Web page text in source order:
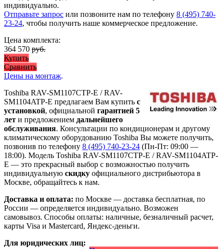
индивидуально.
Отправьте запрос или позвоните нам по телефону 8 (495) 740-
23-24, чтобы получить наше коммерческое предложение.
Цена комплекта:
364 570 руб.
Купить
Сравнить
Цены на монтаж.
Toshiba RAV-SM1107CTP-E / RAV-
SM1104ATP-E предлагаем Вам купить с
установкой, официальной гарантией 5
лет и предложением дальнейшего
обслуживания. Консультации по кондиционерам и другому
климатическому оборудованию Toshiba Вы можете получить,
позвонив по телефону 8 (495) 740-23-24 (Пн-Пт: 09:00 —
18:00). Модель Toshiba RAV-SM1107CTP-E / RAV-SM1104ATP-
E — это прекрасный выбор с возможностью получить
индивидуальную скидку официального дистрибьютора в
Москве, обращайтесь к нам.
Доставка и оплата: по Москве — доставка бесплатная, по
России — определяется индивидуально. Возможен
самовывоз. Способы оплаты: наличные, безналичный расчет,
карты Visa и Mastercard, Яндекс-деньги.
Для юридических лиц: